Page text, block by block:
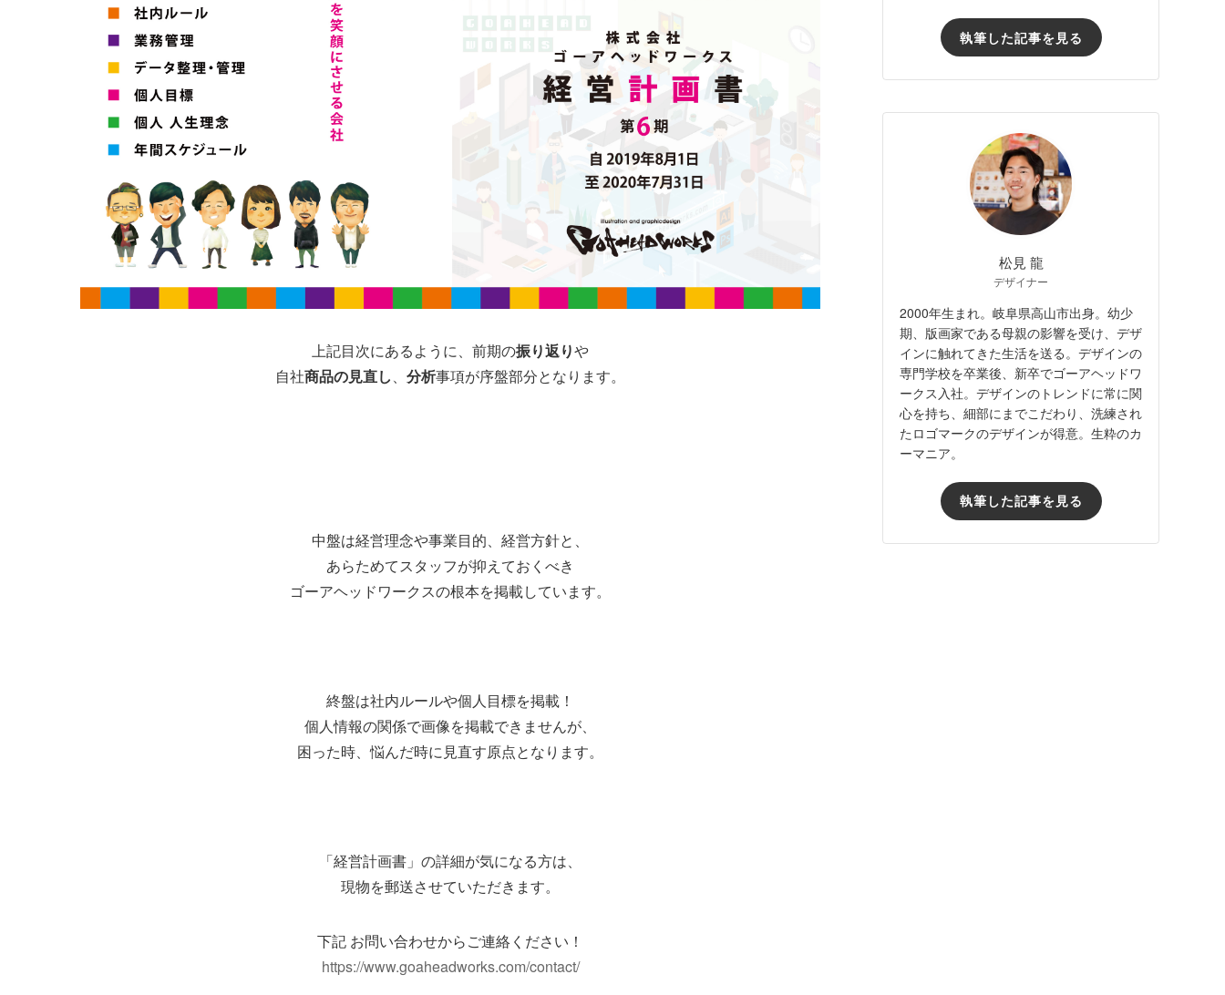
上記目次にあるように、前期の振り返りや
自社商品の見直し、 分析事項が序盤部分となります。
執筆した記事を見る
松見 龍
デザイナー
2000年生まれ。岐阜県高山市出身。幼少
期、版画家である母親の影響を受け、デザ
インに触れてきた生活を送る。デザインの
専門学校を卒業後、新卒でゴーアヘッドワ
ークス入社。デザインのトレンドに常に関
心を持ち、細部にまでこだわり、洗練され
たロゴマークのデザインが得意。生粋のカ
ーマニア。
執筆した記事を見る